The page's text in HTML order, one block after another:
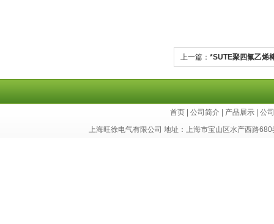
上一篇： *SUTE聚四氟乙烯
首页 |公司简介 产品展示 |公
上海旺徐电气有限公司 地址：上海市宝山区水产西路